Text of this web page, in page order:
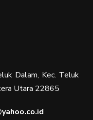
Dalam, Kec. Teluk
Utara 22865